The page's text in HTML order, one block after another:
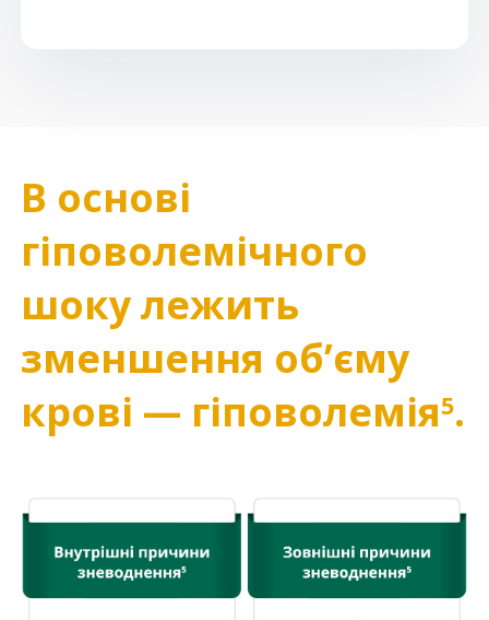
В основі
гіповолемічного
шоку лежить
зменшення обʼєму
крові — гіповолемія5.